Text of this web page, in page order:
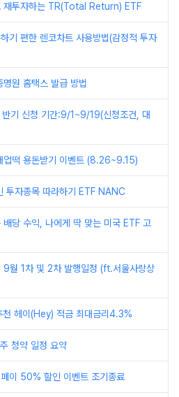
재투자하는 TR(Total Return) ETF
기 편한 렌코차트 사용방법(감정적 투자
명원 홈택스 발급 방법
기 신청 기간:9/1~9/19(신청조건, 대
업떡 용돈받기 이벤트 (8.26~9.15)
투자종목 따라하기 ETF NANC
배당 수익, 나에게 딱 맞는 미국 ETF 고
9월 1차 및 2차 발행일정 (ft.서울사랑상
천 헤이(Hey) 적금 최대금리4.3%
청약 일정 요약
이 50% 할인 이벤트 조기종료